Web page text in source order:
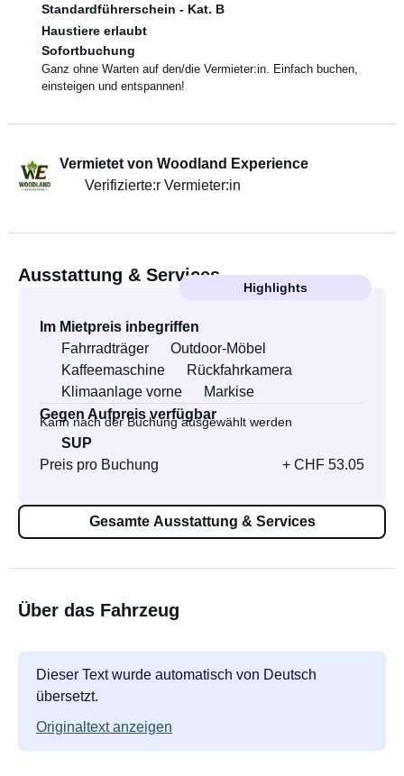
Standardführerschein - Kat. B
Haustiere erlaubt
Sofortbuchung
Ganz ohne Warten auf den/die Vermieter:in. Einfach buchen,
einsteigen und entspannen!
Vermietet von Woodland Experience
Verifizierte:r Vermieter:in
Ausstattung & Services
Highlights
Im Mietpreis inbegriffen
Fahrradträger
Outdoor-Möbel
Kaffeemaschine
Rückfahrkamera
Klimaanlage vorne
Markise
Gegen Aufpreis verfügbar
Kann nach der Buchung ausgewählt werden
SUP
Preis pro Buchung
+ CHF 53.05
Gesamte Ausstattung & Services
Über das Fahrzeug
Dieser Text wurde automatisch von Deutsch
übersetzt.
Originaltext anzeigen